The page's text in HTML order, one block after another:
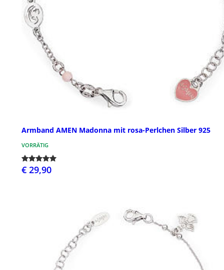
Armband AMEN Madonna mit rosa-Perlchen Silber 925
VORRÄTIG
€ 29,90